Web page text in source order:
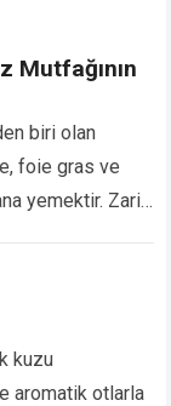
Mutfağının
biri olan
foie gras ve
yemektir. Zarif
kuzu
aromatik otlarla